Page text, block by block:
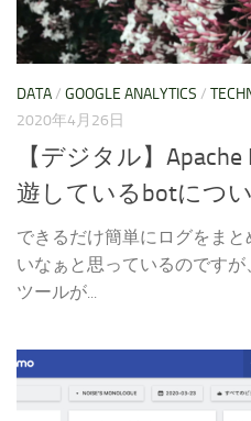
DATA/ GOOGLE ANALYTICS /
2020年4月26日
【デジタル】
遊しているbotにつ
できるだけ簡単にログをま
いなぁと思っているのです
ツールが...